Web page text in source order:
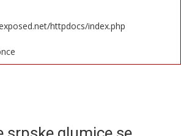
httpdocs/index.php